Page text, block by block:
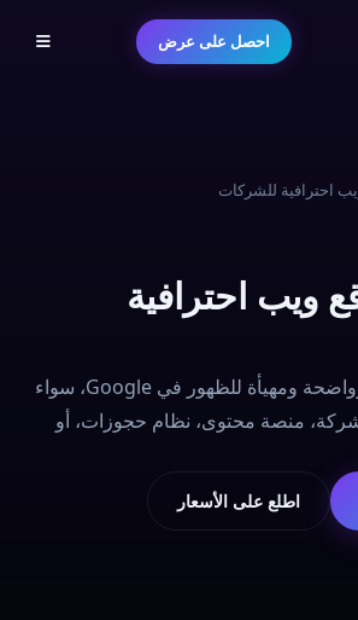
احصل على عرض
احترافية للشركات
ويب احترافية
نبني مواقع سريعة وواضحة ومهيأة للظهور في Google، سواء
منصة محتوى، نظام حجوزات، أو
اطلع على الأسعار